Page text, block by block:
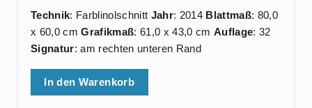
Technik: Farblinolschnitt Jahr: 2014 Blattmaß: 80,0
x 60,0 cmGrafikmaß: 61,0 x 43,0 cmAuflage: 32
Signatur: am rechten unteren Rand
In den Warenkorb